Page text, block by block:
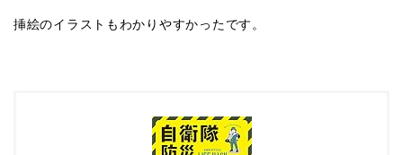
挿絵のイラストもわかりやすかったです。